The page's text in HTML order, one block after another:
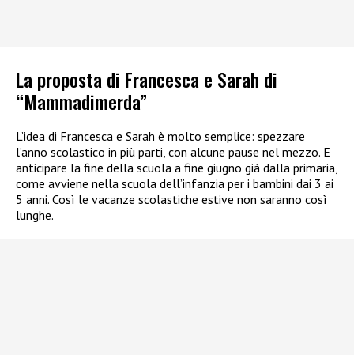
La proposta di Francesca e Sarah di
“Mammadimerda”
L’idea di Francesca e Sarah è molto semplice: spezzare
l’anno scolastico in più parti, con alcune pause nel mezzo. E
anticipare la fine della scuola a fine giugno già dalla primaria,
come avviene nella scuola dell’infanzia per i bambini dai 3 ai
5 anni. Così le vacanze scolastiche estive non saranno così
lunghe.